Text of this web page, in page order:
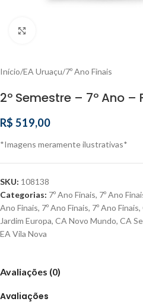
Início/EA Uruaçu/7º Ano Finais
2º Semestre – 7º Ano –
R$ 519,00
*Imagens meramente ilustrativas*
SKU: 108138
Categorias: 7º Ano Finais, 7º Ano
Ano Finais, 7º Ano Finais, 7º Ano Finais,
Jardim Europa, CA Novo Mundo, CA
EA Vila Nova
Avaliações (0)
Avaliações